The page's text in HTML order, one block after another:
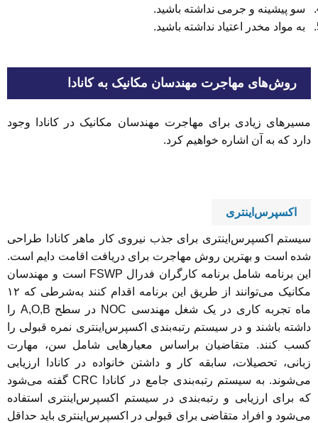
سو پیشینه و جرمی نداشته باشید.
به مواد مخدر اعتیاد نداشته باشید.
روش‌های مهاجرت مهندسان مکانیک به کانادا
مسیرهای زیادی برای مهاجرت مهندسان مکانیک در کانادا وجود
دارد که به آن اشاره خواهیم کرد.
اکسپرس‌اینتری
سیستم اکسپرس‌اینتری برای جذب نیروی کار ماهر کانادا طراحی
شده است و بهترین روش مهاجرت برای دریافت اقامت دایم است.
این برنامه شامل برنامه کارگران فدرال FSWP است و مهندسان
مکانیک می‌توانند از طریق این برنامه اقدام کنند به‌شرطی که ۱۲
ماه تجربه کاری در یک شغل مهندسی NOC در سطح A,O,B را
داشته باشند و در سیستم رتبه‌بندی اکسپرس‌اینتری نمره قبولی را
کسب کنند. متقاضیان براساس معیارهایی شامل سن، مهارت
زبانی، تحصیلات، سابقه کار و داشتن خانواده در کانادا ارزیابی
می‌شوند. به سیستم رتبه‌بندی جامع در کانادا CRC گفته می‌شود
که برای ارزیابی و رتبه‌بندی در سیستم اکسپرس‌اینتری استفاده
می‌شود و افراد متقاضی برای قبولی در اکسپرس‌اینتری باید حداقل